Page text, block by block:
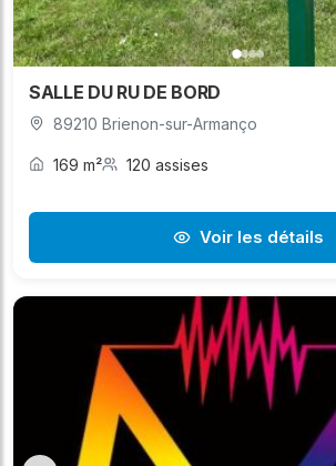
SALLE DU RU DE BORD
89210 Brienon-sur-Armanço
169 m² 120 assises
Voir les détails